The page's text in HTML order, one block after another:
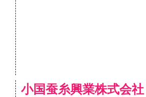
小国蚕糸興業株式会社